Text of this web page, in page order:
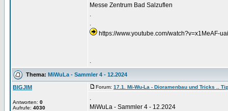
Messe Zentrum Bad Salzuflen
.
.
https://www.youtube.com/watch?v=x1MeAF-
.
Thema: MiWuLa - Sammler 4 - 12.2024
BIGJIM
Antworten: 0
Aufrufe: 4030
Forum: 17.1. Mi-Wu-La - Dioramenbau und Tricks ..
.
MiWuLa - Sammler 4 - 12.2024